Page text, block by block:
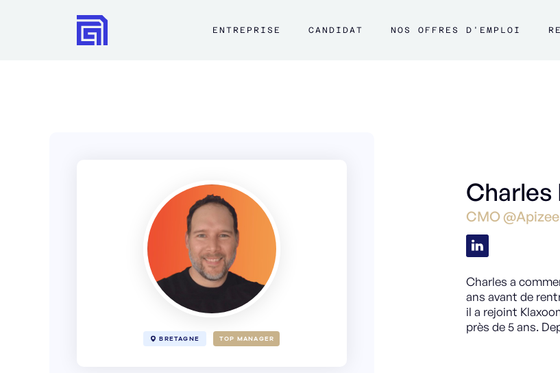
ENTREPRISE CANDIDAT NOS OFFRES D'EMPLOI
BRETAGNE TOP MANAGER
Charles
CMO @Apizee
Charles a
ans avant de
il a rejoint
près de 5 ans.